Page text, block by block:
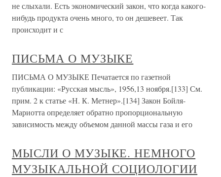
не слыхали. Есть экономический закон, что когда какого-
нибудь продукта очень много, то он дешевеет. Так
происходит и с
ПИСЬМА О МУЗЫКЕ
ПИСЬМА О МУЗЫКЕ Печатается по газетной
публикации: «Русская мысль», 1956,13 ноября.[133] См.
прим. 2 к статье «Н. К. Метнер».[134] Закон Бойля-
Мариотта определяет обратно пропорциональную
зависимость между объемом данной массы газа и его
МЫСЛИ О МУЗЫКЕ. НЕМНОГО
МУЗЫКАЛЬНОЙ СОЦИОЛОГИИ